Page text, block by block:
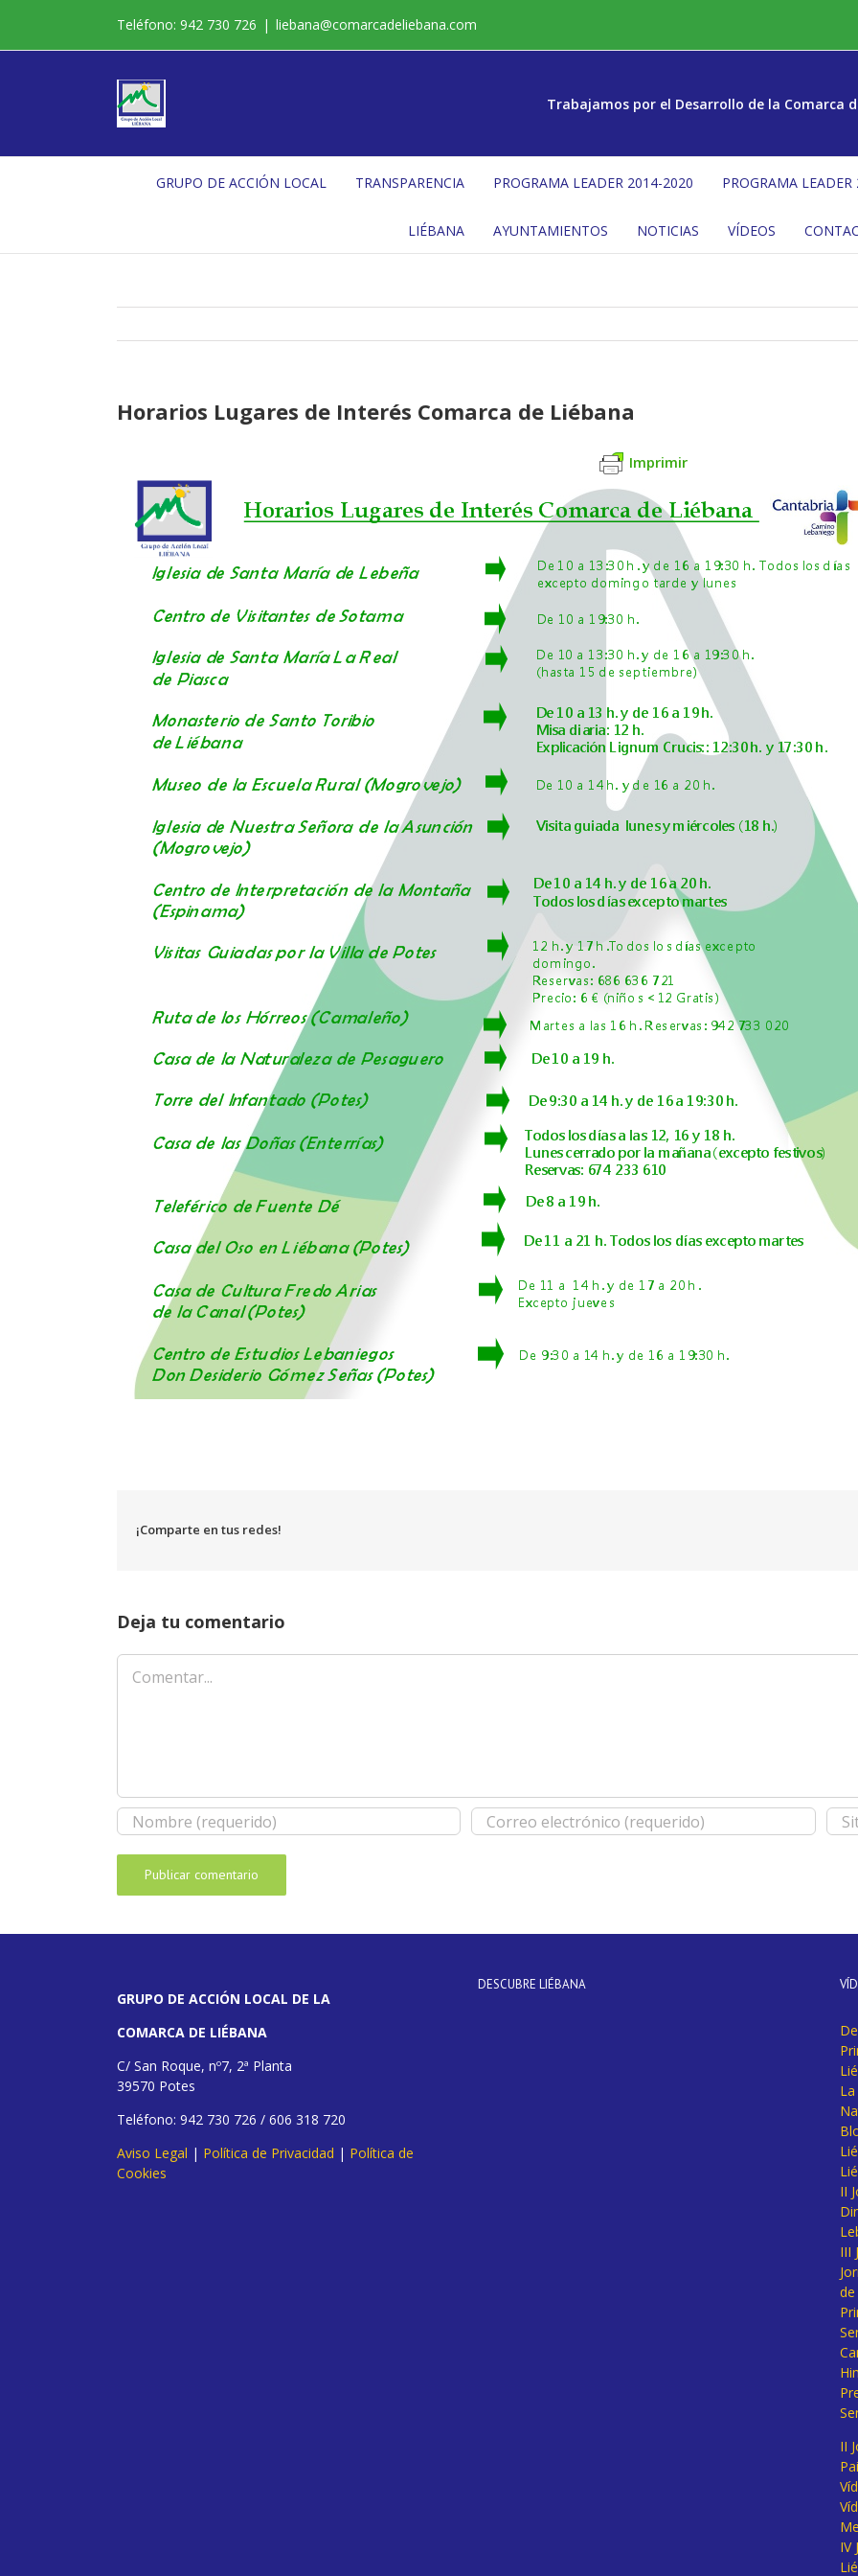
contenido
Teléfono: 942 730 726 | liebana@comarcadeliebana.com
Trabajamos por el Desarrollo de la Comarca
GRUPO DE ACCIÓN LOCAL TRANSPARENCIA PROGRAMA LEADER 2014-2020 PROGRAMA
LIÉBANA AYUNTAMIENTOS NOTICIAS VÍDEOS
Horarios Lugares de Interés Comarca de Liébana
Imprimir
¡Comparte en tus redes!
Deja tu comentario
Comentar
GRUPO DE ACCIÓN LOCAL DE LA
COMARCA DE LIÉBANA
C/ San Roque, nº7, 2ª Planta
39570 Potes
Teléfono: 942 730 726 / 606 318 720
Aviso Legal | Política de Privacidad | Política de
Cookies
DESCUBRE LIÉBANA
II
III
II
IV